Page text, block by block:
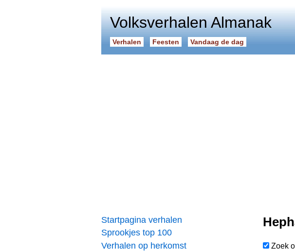
Volksverhalen Almanak
Verhalen Feesten Vandaag de dag
Startpagina verhalen
Sprookjes top 100
Verhalen op herkomst
Zoek